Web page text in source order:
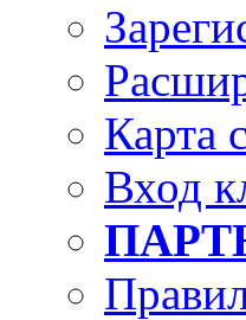
Карта
Вход